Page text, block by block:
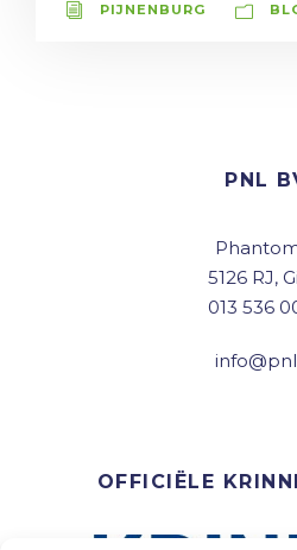
PIJNENBURG
PNL
5126 RJ,
013 536
OFFICIËLE